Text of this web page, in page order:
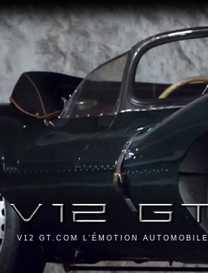
V12 GT.COM L'ÉMOTION AUTOMOBILE